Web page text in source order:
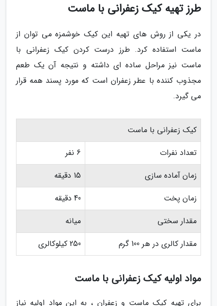
طرز تهیه کیک زعفرانی با ماست
در یکی از روش های تهیه این کیک خوشمزه می توان از
ماست استفاده کرد. طرز درست کردن کیک زعفرانی با
ماست نیز مراحل ساده ای داشته و نتیجه آن یک طعم
مجذوب کننده با عطر زعفران است که مورد پسند همه قرار
می گیرد.
کیک زعفرانی با ماست
تعداد نفرات
6 نفر
زمان آماده سازی
15 دقیقه
زمان پخت
40 دقیقه
مقدار سختی
میانه
مقدار کالری در هر 100 گرم
250 کیلوکالری
مواد اولیه کیک زعفرانی با ماست
برای تهیه کیک ماست و زعفران ، به این مواد اولیه نیاز